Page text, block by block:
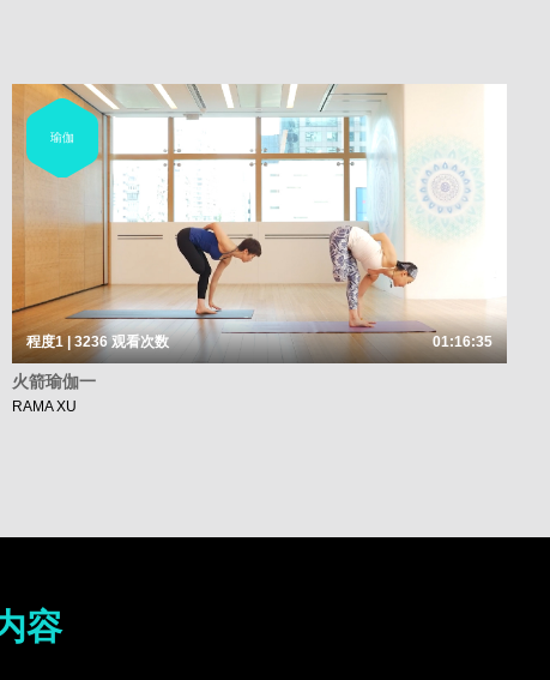
瑜伽
程度1 | 3236观看次数 01:16:35
火箭瑜伽一
RAMA XU
容